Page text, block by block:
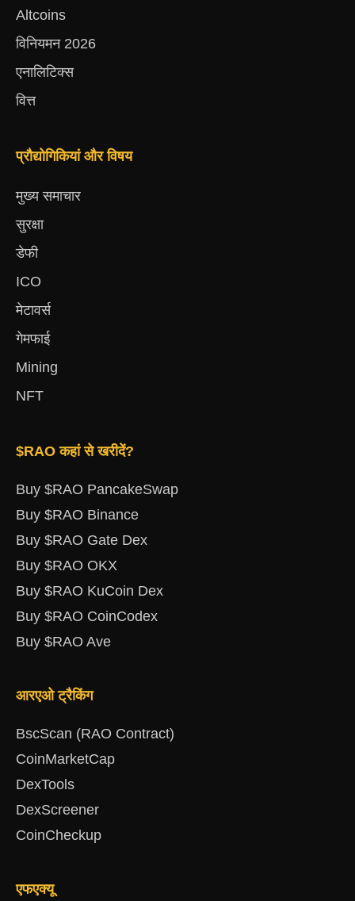
Altcoins
विनियमन 2026
एनालिटिक्स
वित्त
प्रौद्योगिकियां और विषय
मुख्य समाचार
सुरक्षा
डेफी
ICO
मेटावर्स
गेमफाई
Mining
NFT
$RAO कहां से खरीदें?
Buy $RAO PancakeSwap
Buy $RAO Binance
Buy $RAO Gate Dex
Buy $RAO OKX
Buy $RAO KuCoin Dex
Buy $RAO CoinCodex
Buy $RAO Ave
आरएओ ट्रैकिंग
BscScan (RAO Contract)
CoinMarketCap
DexTools
DexScreener
CoinCheckup
एफएक्यू